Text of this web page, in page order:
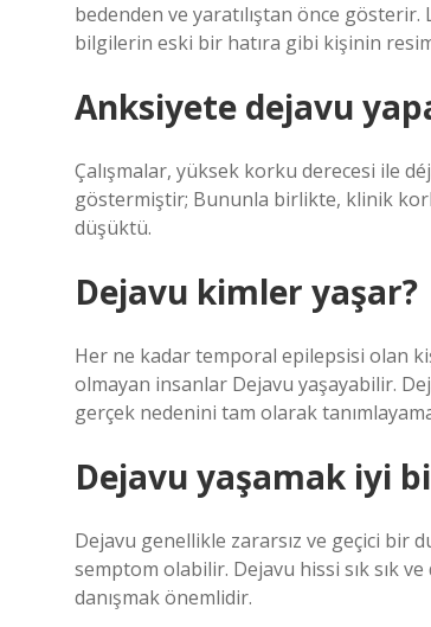
bedenden ve yaratılıştan önce
bilgilerin eski bir hatıra gibi kişinin
Anksiyete dejavu
Çalışmalar, yüksek korku derecesi ile
göstermiştir; Bununla birlikte, klinik
düşüktü.
Dejavu kimler yaşar?
Her ne kadar temporal epilepsisi olan
olmayan insanlar Dejavu yaşayabilir.
gerçek nedenini tam olarak
Dejavu yaşamak iyi
Dejavu genellikle zararsız ve geçici bir
semptom olabilir. Dejavu hissi sık sık
danışmak önemlidir.